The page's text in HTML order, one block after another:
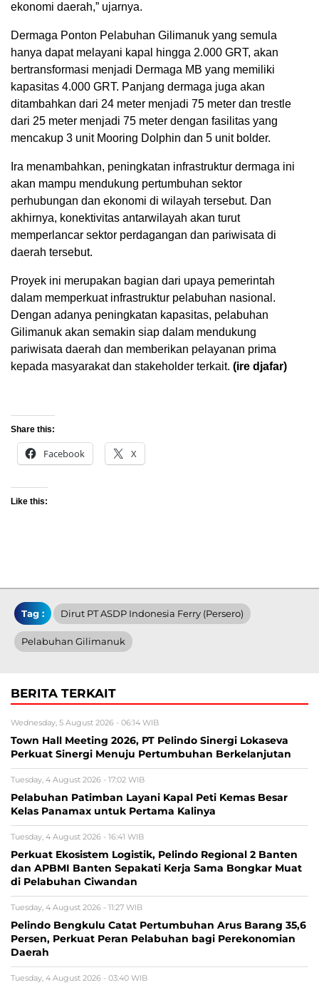
ekonomi daerah,” ujarnya.
Dermaga Ponton Pelabuhan Gilimanuk yang semula
hanya dapat melayani kapal hingga 2.000 GRT, akan
bertransformasi menjadi Dermaga MB yang memiliki
kapasitas 4.000 GRT. Panjang dermaga juga akan
ditambahkan dari 24 meter menjadi 75 meter dan trestle
dari 25 meter menjadi 75 meter dengan fasilitas yang
mencakup 3 unit Mooring Dolphin dan 5 unit bolder.
Ira menambahkan, peningkatan infrastruktur dermaga ini
akan mampu mendukung pertumbuhan sektor
perhubungan dan ekonomi di wilayah tersebut. Dan
akhirnya, konektivitas antarwilayah akan turut
memperlancar sektor perdagangan dan pariwisata di
daerah tersebut.
Proyek ini merupakan bagian dari upaya pemerintah
dalam memperkuat infrastruktur pelabuhan nasional.
Dengan adanya peningkatan kapasitas, pelabuhan
Gilimanuk akan semakin siap dalam mendukung
pariwisata daerah dan memberikan pelayanan prima
kepada masyarakat dan stakeholder terkait. (ire djafar)
Share this:
Facebook X
Like this:
Tag : Dirut PT ASDP Indonesia Ferry (Persero)
Pelabuhan Gilimanuk
BERITA TERKAIT
Wednesday, 5 August 2026 - 06:14 WIB
Town Hall Meeting 2026, PT Pelindo Sinergi Lokaseva
Perkuat Sinergi Menuju Pertumbuhan Berkelanjutan
Tuesday, 4 August 2026 - 17:02 WIB
Pelabuhan Patimban Layani Kapal Peti Kemas Besar
Kelas Panamax untuk Pertama Kalinya
Tuesday, 4 August 2026 - 16:41 WIB
Perkuat Ekosistem Logistik, Pelindo Regional 2 Banten
dan APBMI Banten Sepakati Kerja Sama Bongkar Muat
di Pelabuhan Ciwandan
Tuesday, 4 August 2026 - 11:27 WIB
Pelindo Bengkulu Catat Pertumbuhan Arus Barang 35,6
Persen, Perkuat Peran Pelabuhan bagi Perekonomian
Daerah
Tuesday, 4 August 2026 - 03:40 WIB